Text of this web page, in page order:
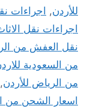
للأردن, اجراءات
اجراءات نقل
نقل العفش من
من السعودية
من الرياض للأردن,
اسعار الشحن من